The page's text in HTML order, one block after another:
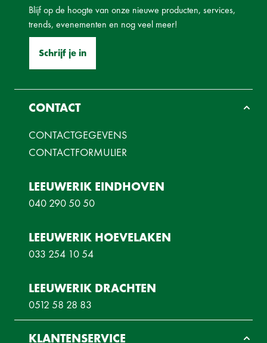
Blijf op de hoogte van onze nieuwe producten, services,
trends, evenementen en nog veel meer!
Schrijf je in
CONTACT
CONTACTGEGEVENS
CONTACTFORMULIER
LEEUWERIK EINDHOVEN
040 290 50 50
LEEUWERIK HOEVELAKEN
033 254 10 54
LEEUWERIK DRACHTEN
0512 58 28 83
KLANTENSERVICE